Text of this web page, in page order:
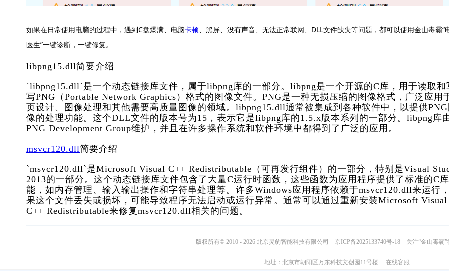
如果在日常使用电脑的过程中，遇到C盘爆满、电脑卡顿、黑屏、没有声音、无法正常联网、DLL文件缺失等问题，都可以使用金山毒霸“
医生”一键诊断，一键修复。
libpng15.dll简要介绍
`libpng15.dll`是一个动态链接库文件，属于libpng库的一部分。libpng是一个开源的C库，用于读取和
写PNG（Portable Network Graphics）格式的图像文件。PNG是一种无损压缩的图像格式，广泛应用
页设计、图像处理和其他需要高质量图像的领域。libpng15.dll通常被集成到各种软件中，以提供
像的处理功能。这个DLL文件的版本号为15，表示它是libpng库的1.5.x版本系列的一部分。libpng库
PNG Development Group维护，并且在许多操作系统和软件环境中都得到了广泛的应用。
msvcr120.dll简要介绍
`msvcr120.dll`是Microsoft Visual C++ Redistributable（可再发行组件）的一部分，特别是Visual
2013的一部分。这个动态链接库文件包含了大量C运行时函数，这些函数为应用程序提供了标准的C
能，如内存管理、输入输出操作和字符串处理等。许多Windows应用程序依赖于msvcr120.dll来运行
果这个文件丢失或损坏，可能导致程序无法启动或运行异常。通常可以通过重新安装Microsoft
C++ Redistributable来修复msvcr120.dll相关的问题。
版权所有© 2010 - 2026 北京灵豹智能科技有限公司 京ICP备2025133740号-18 关注“金山毒霸
地址：北京市朝阳区万东科技文创园11号楼 在线客服